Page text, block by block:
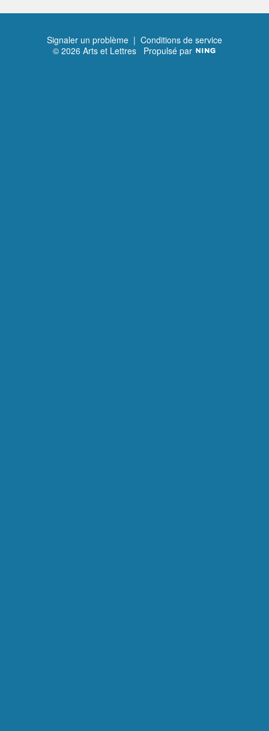
Signaler un problème | Conditions de service
© 2026 Arts et Lettres Propulsé par